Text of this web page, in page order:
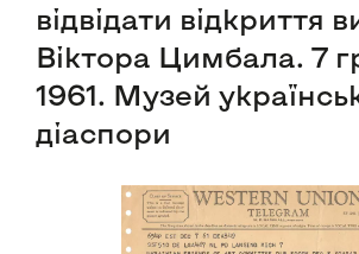
відвідати відкриття
Віктора Цимбала. 7
1961. Музей
діаспори